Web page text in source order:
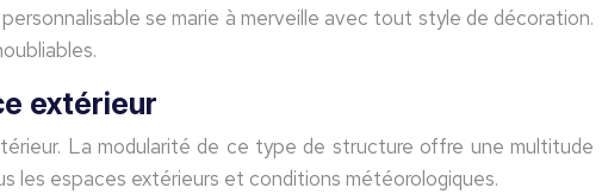
se marie à merveille avec tout style de décoration.
extérieur
La modularité de ce type de structure offre une multitude
les espaces extérieurs et conditions météorologiques.